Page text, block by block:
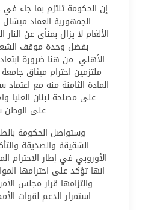
إن الحكومة تلتزم بما جاء
الجمهورية العماد
الألغام لا يزال بمنأى عن
بفضل وحدة موقف
الأهلي. من هنا ضرورة
ملتزمين احترام ميثاق
المادة الثامنة منه مع
على مصلحة لبنان العليا
على الوطن ساحة سلام واستقرار وتلاق.
وستواصل الحكومة
الشقيقة والصديقة
الأوروبي في إطار الاحترام
انها تؤكد على احترامها
استمرار الدعم لقوات الأمم المتحدة العاملة في لبنان.